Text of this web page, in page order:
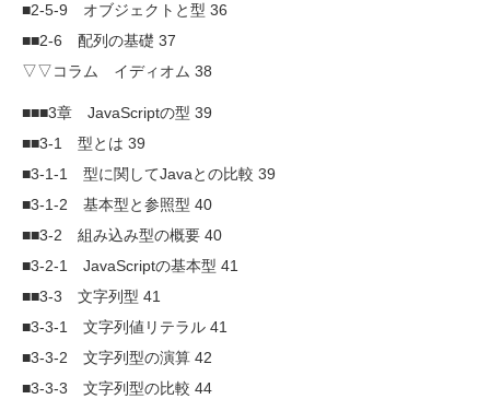
■2-5-9 オブジェクトと型 36
■■2-6 配列の基礎 37
▽▽コラム イディオム 38
■■■3章 JavaScriptの型 39
■■3-1 型とは 39
■3-1-1 型に関してJavaとの比較 39
■3-1-2 基本型と参照型 40
■■3-2 組み込み型の概要 40
■3-2-1 JavaScriptの基本型 41
■■3-3 文字列型 41
■3-3-1 文字列値リテラル 41
■3-3-2 文字列型の演算 42
■3-3-3 文字列型の比較 44